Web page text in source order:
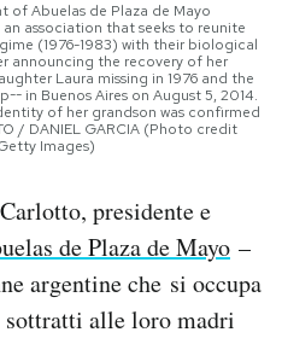
of Abuelas de Plaza de Mayo
association that seeks to reunite
(1976-1983) with their biological
announcing the recovery of her
Laura missing in 1976 and the
in Buenos Aires on August 5, 2014.
of her grandson was confirmed
/ DANIEL GARCIA (Photo credit
Images)
presidente e
de Plaza de Mayo –
argentine che si occupa
alle loro madri